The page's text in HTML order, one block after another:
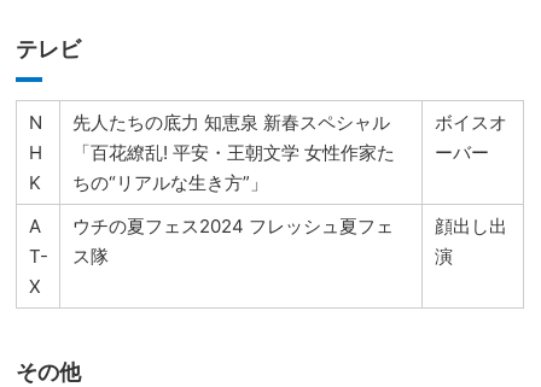
テレビ
N
H
K
先人たちの底力 知恵泉 新春スペシャル
「百花繚乱! 平安・王朝文学 女性作家た
ちの“リアルな生き方”」
ボイスオ
ーバー
A
T-
X
ウチの夏フェス2024 フレッシュ夏フェ
ス隊
顔出し出
演
その他